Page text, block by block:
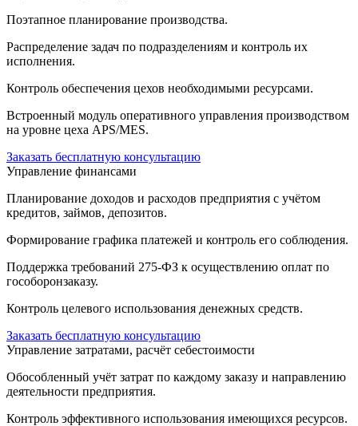
Поэтапное планирование производства.
Распределение задач по подразделениям и контроль их
исполнения.
Контроль обеспечения цехов необходимыми ресурсами.
Встроенный модуль оперативного управления производством
на уровне цеха APS/MES.
Заказать бесплатную консультацию
Управление финансами
Планирование доходов и расходов предприятия с учётом
кредитов, займов, депозитов.
Формирование графика платежей и контроль его соблюдения.
Поддержка требований 275-ФЗ к осуществлению оплат по
гособоронзаказу.
Контроль целевого использования денежных средств.
Заказать бесплатную консультацию
Управление затратами, расчёт себестоимости
Обособленный учёт затрат по каждому заказу и направлению
деятельности предприятия.
Контроль эффективного использования имеющихся ресурсов.